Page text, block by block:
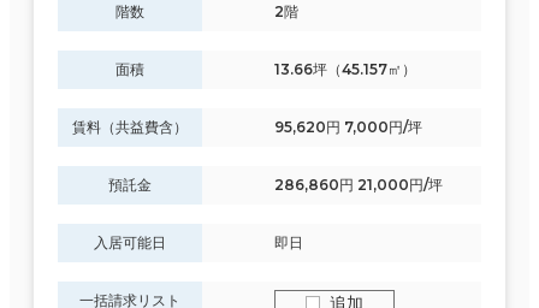
階数 2階
面積 13.66坪（45.157㎡）
賃料（共益費含） 95,620円 7,000円/坪
預託金 286,860円 21,000円/坪
入居可能日 即日
一括請求リスト 追加